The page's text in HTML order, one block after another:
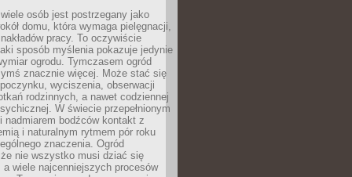
osób jest postrzegany jako
domu, która wymaga pielęgnacji,
pracy. To oczywiście
sposób myślenia pokazuje jedynie
ogrodu. Tymczasem ogród
znacznie więcej. Może stać się
wyciszenia, obserwacji
rodzinnych, a nawet codziennej
W świecie przepełnionym
nadmiarem bodźców kontakt z
i naturalnym rytmem pór roku
znaczenia. Ogród
nie wszystko musi dziać się
a wiele najcenniejszych procesów